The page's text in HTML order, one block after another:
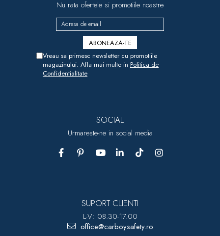
Nu rata ofertele si promotiile noastre
Vreau sa primesc newsletter cu promotiile
magazinului. Afla mai multe in Politica de
Confidentialitate
SOCIAL
Urmareste-ne in social media
SUPORT CLIENTI
L-V: 08.30-17.00
office@carboysafety.ro